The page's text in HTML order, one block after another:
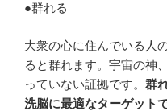
●群れる
大衆の心に住んでいる人
ると群れます。宇宙の神
っていない証拠です。 群
洗脳に最適なターゲットで